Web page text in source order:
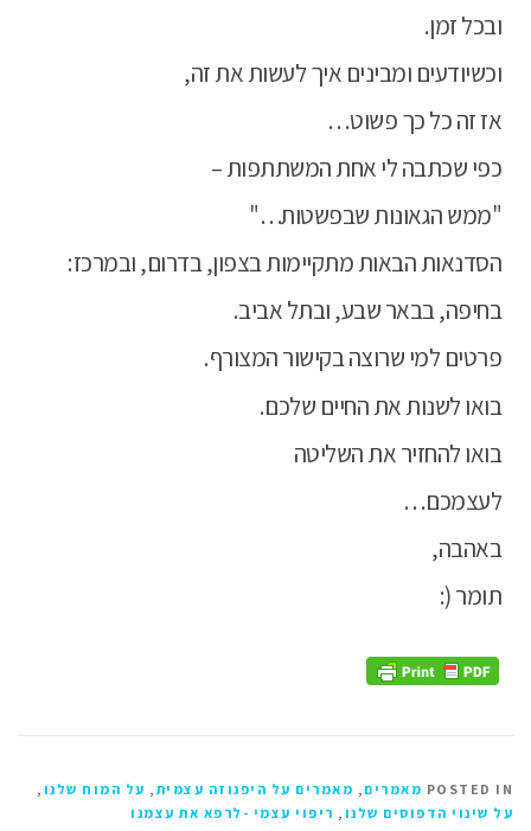
ובכל זמן.
וכשיודעים ומבינים איך לעשות את זה,
אז זה כל כך פשוט…
כפי שכתבה לי אחת המשתתפות –
"ממש הגאונות שבפשטות…"
הסדנאות הבאות מתקיימות בצפון, בדרום, ובמרכז:
בחיפה, בבאר שבע, ובתל אביב.
פרטים למי שרוצה בקישור המצורף.
בואו לשנות את החיים שלכם.
בואו להחזיר את השליטה
לעצמכם…
באהבה,
תומר (:
POSTED IN מאמרים , מאמרים על היפנוזה עצמית , על המוח שלנו ,
על שינוי הדפוסים שלנו , ריפוי עצמי -לרפא את עצמנו